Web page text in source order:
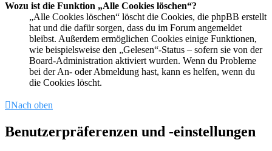
Wozu ist die Funktion „Alle Cookies löschen“?
„Alle Cookies löschen“ löscht die Cookies, die phpBB erstellt
hat und die dafür sorgen, dass du im Forum angemeldet
bleibst. Außerdem ermöglichen Cookies einige Funktionen,
wie beispielsweise den „Gelesen“-Status – sofern sie von der
Board-Administration aktiviert wurden. Wenn du Probleme
bei der An- oder Abmeldung hast, kann es helfen, wenn du
die Cookies löscht.
Nach oben
Benutzerpräferenzen und -einstellungen